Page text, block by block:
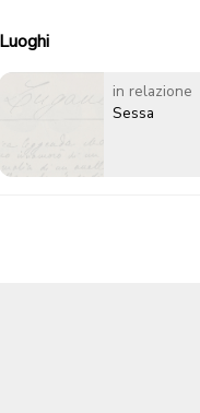
Luoghi
in relazione
Sessa